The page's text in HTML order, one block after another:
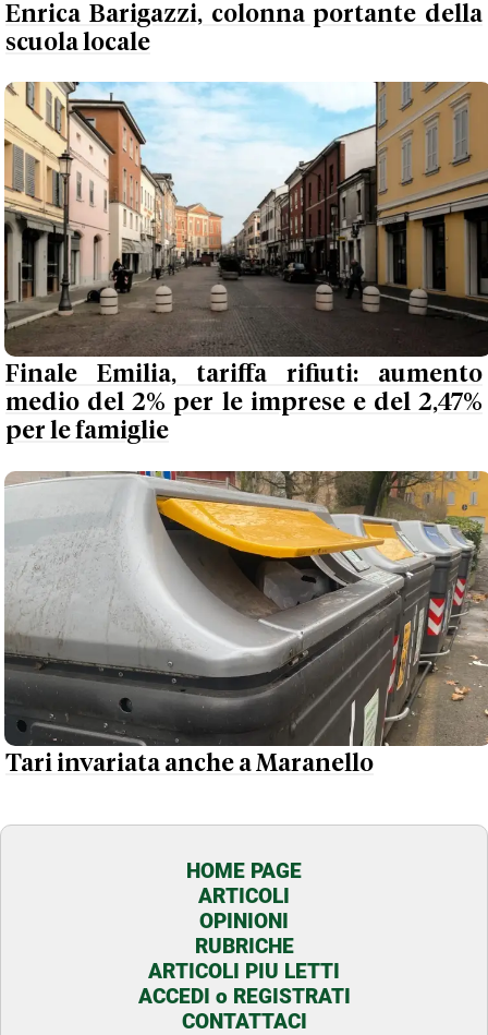
Enrica Barigazzi, colonna portante della
scuola locale
Finale Emilia, tariffa rifiuti: aumento
medio del 2% per le imprese e del 2,47%
per le famiglie
Tari invariata anche a Maranello
HOME PAGE
ARTICOLI
OPINIONI
RUBRICHE
ARTICOLI PIU LETTI
ACCEDI o REGISTRATI
CONTATTACI